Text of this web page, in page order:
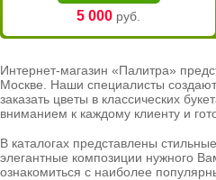
5 000 руб.
Интернет-магазин «Палитра»
Москве. Наши специалисты
заказать цветы в классических
вниманием к каждому клиенту и
В каталогах представлены
элегантные композиции нужного
ознакомиться с наиболее